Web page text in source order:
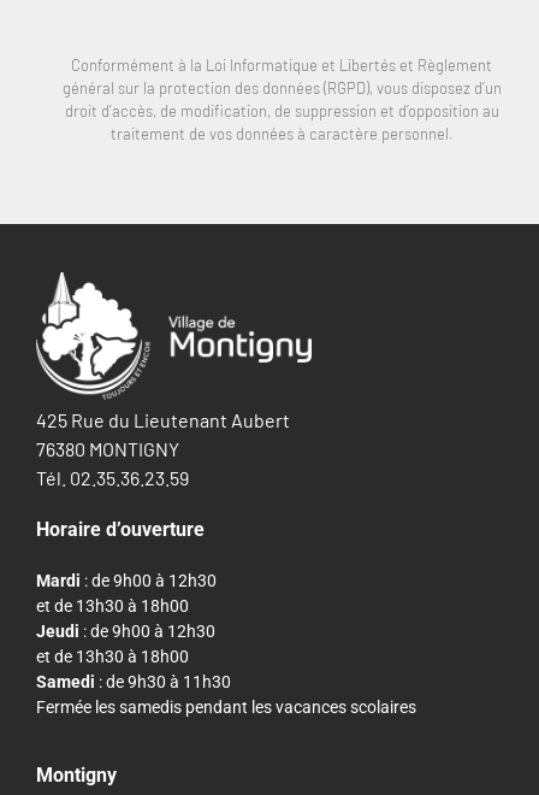
Conformément à la Loi Informatique et Libertés et Règlement
général sur la protection des données (RGPD), vous disposez d’un
droit d’accès, de modification, de suppression et d’opposition au
traitement de vos données à caractère personnel.
425 Rue du Lieutenant Aubert
76380 MONTIGNY
Tél. 02.35.36.23.59
Horaire d’ouverture
Mardi : de 9h00 à 12h30
et de 13h30 à 18h00
Jeudi : de 9h00 à 12h30
et de 13h30 à 18h00
Samedi : de 9h30 à 11h30
Fermée les samedis pendant les vacances scolaires
Montigny